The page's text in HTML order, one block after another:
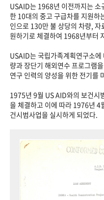
USAID는 1968년 이전까지는 소
한 10대의 중고 구급차를 지원하
인으로 130만 불 상당의 차량,
원하기로 체결하여 1968년부터
USAID는 국립가족계획연구소
량과 장단기 해외연수 프로그램
연구 인력의 양성을 위한 전기를
1975년 9월 US AID와의 보건
을 체결하고 이에 따라 1976년 4
건시범사업을 실시하게 되었다.